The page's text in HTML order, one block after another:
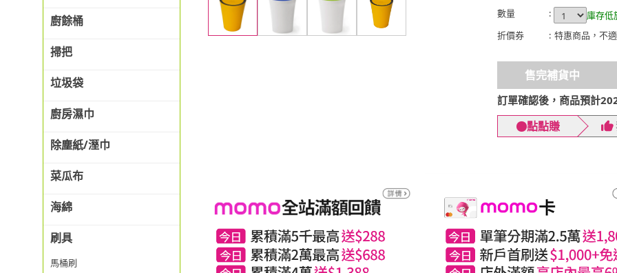
廚餘桶
掃把
垃圾袋
廚房濕巾
除塵紙/溼巾
菜瓜布
海綿
刷具
馬桶刷
數量 :
庫存低
折價券
: 特惠商品，不
售完補貨中
訂單確認後，商品預計
點點賺